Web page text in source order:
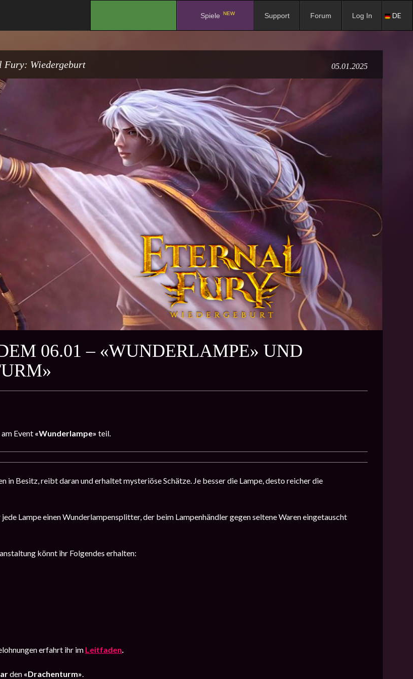
Spiele NEW Support Forum Log In DE
Fury: Wiedergeburt 05.01.2025
06.01 – «WUNDERLAMPE» UND
am Event «Wunderlampe» teil.
in Besitz, reibt daran und erhaltet mysteriöse Schätze. Je besser die Lampe, desto reicher die
Lampe einen Wunderlampensplitter, der beim Lampenhändler gegen seltene Waren eingetauscht
könnt ihr Folgendes erhalten:
erfahrt ihr im Leitfaden.
den «Drachenturm».